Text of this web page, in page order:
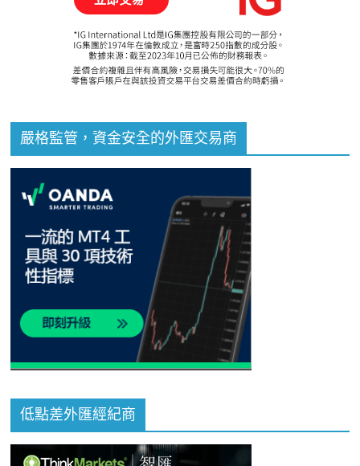
嚴格監管，資金安全的外匯交易商
低點差外匯經紀商